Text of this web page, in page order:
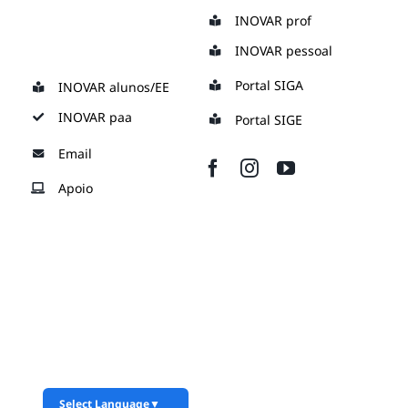
content
INOVAR prof
INOVAR pessoal
INOVAR alunos/EE
INOVAR paa
Portal SIGA
Portal SIGE
Email
Apoio
Select Language▼